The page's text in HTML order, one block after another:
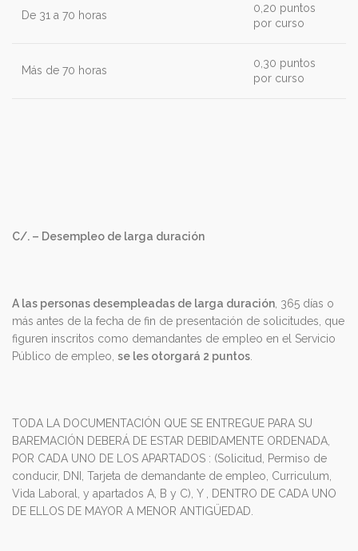
De 31 a 70 horas
0,20 puntos
por curso
Más de 70 horas
0,30 puntos
por curso
C/. – Desempleo de larga duración
A las personas desempleadas de larga duración , 365 días o
más antes de la fecha de fin de presentación de solicitudes, que
figuren inscritos como demandantes de empleo en el Servicio
Público de empleo, se les otorgará 2 puntos
TODA LA DOCUMENTACIÓN QUE SE ENTREGUE PARA SU
BAREMACIÓN DEBERÁ DE ESTAR DEBIDAMENTE ORDENADA,
POR CADA UNO DE LOS APARTADOS : (Solicitud, Permiso de
conducir, DNI, Tarjeta de demandante de empleo, Curriculum,
Vida Laboral, y apartados A, B y C), Y , DENTRO DE CADA UNO
DE ELLOS DE MAYOR A MENOR ANTIGÜEDAD.